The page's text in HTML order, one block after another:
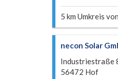
5 km Umkreis
necon Solar
Industriestraße
56472 Hof